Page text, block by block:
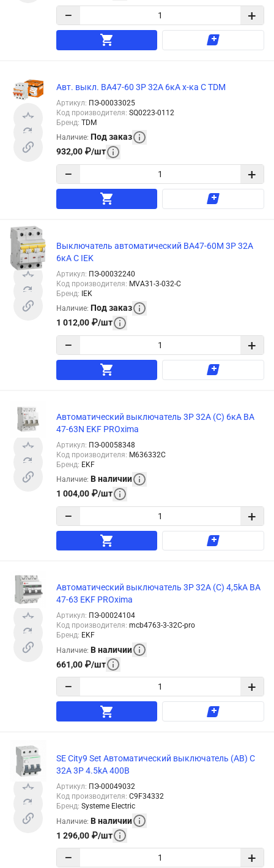
− +
Авт. выкл. ВА47-60 3Р 32А 6кА х-ка С TDM
Артикул: ПЭ-00033025
Код производителя: SQ0223-0112
Бренд: TDM
Наличие: Под заказ
932,00 ₽/шт
− +
Выключатель автоматический ВА47-60M 3Р 32А
6кА С IEK
Артикул: ПЭ-00032240
Код производителя: MVA31-3-032-C
Бренд: IEK
Наличие: Под заказ
1 012,00 ₽/шт
− +
Автоматический выключатель 3P 32А (C) 6кА ВА
47-63N EKF PROxima
Артикул: ПЭ-00058348
Код производителя: M636332C
Бренд: EKF
Наличие: В наличии
1 004,00 ₽/шт
− +
Автоматический выключатель 3P 32А (C) 4,5kA ВА
47-63 EKF PROxima
Артикул: ПЭ-00024104
Код производителя: mcb4763-3-32C-pro
Бренд: EKF
Наличие: В наличии
661,00 ₽/шт
− +
SE City9 Set Автоматический выключатель (АВ) С
32А 3P 4.5kA 400В
Артикул: ПЭ-00049032
Код производителя: C9F34332
Бренд: Systeme Electric
Наличие: В наличии
1 296,00 ₽/шт
− +